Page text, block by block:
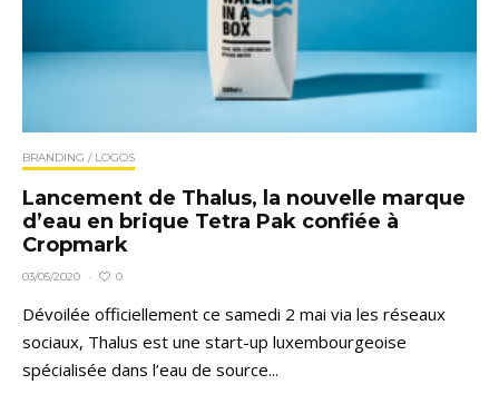
BRANDING / LOGOS
Lancement de Thalus, la nouvelle marque
d’eau en brique Tetra Pak confiée à
Cropmark
03/05/2020 · 0
Dévoilée officiellement ce samedi 2 mai via les réseaux
sociaux, Thalus est une start-up luxembourgeoise
spécialisée dans l’eau de source...